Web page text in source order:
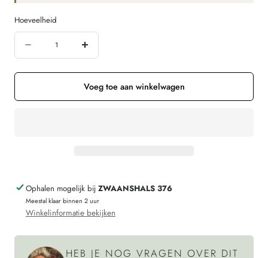
Hoeveelheid
verminderen
HIRSCH
Noors
056
OKER
Verhoog
de
hoeveelheid
voor
baby
Noors
Voeg toe aan winkelwagen
Ophalen mogelijk bij ZWAANSHALS 376
Meestal klaar binnen 2 uur
Winkelinformatie bekijken
HEB JE NOG VRAGEN OVER DIT